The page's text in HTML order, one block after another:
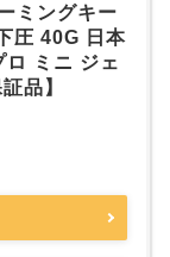
ミングキー
圧 40G 日本
ミニ ジェ
品】